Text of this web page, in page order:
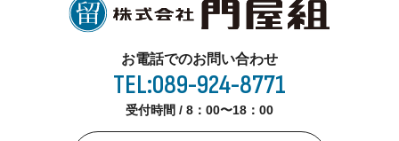
お電話でのお問い合わせ
TEL:089-924-8771
受付時間 / 8：00〜18：00